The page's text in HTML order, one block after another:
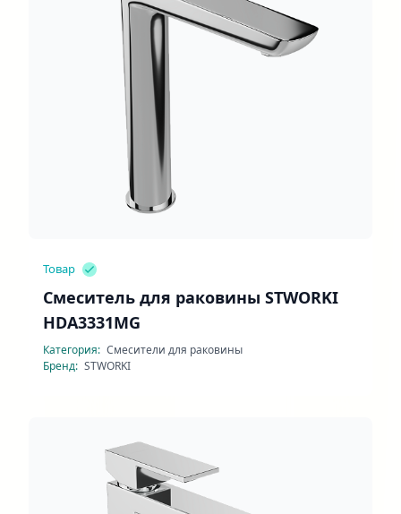
Товар
Смеситель для раковины STWORKI
HDA3331MG
Категория: Смесители для раковины
Бренд: STWORKI